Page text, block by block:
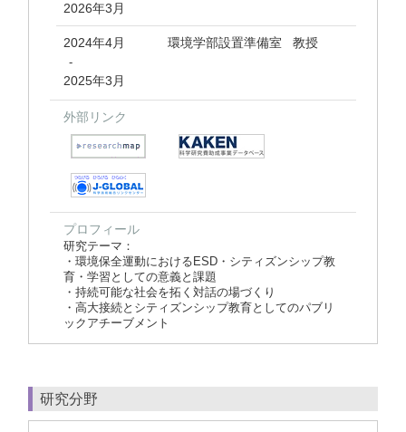
2026年3月
2024年4月
-
2025年3月
環境学部設置準備室 教授
外部リンク
プロフィール
研究テーマ：
・環境保全運動におけるESD・シティズンシップ教
育・学習としての意義と課題
・持続可能な社会を拓く対話の場づくり
・高大接続とシティズンシップ教育としてのパブリ
ックアチーブメント
研究分野